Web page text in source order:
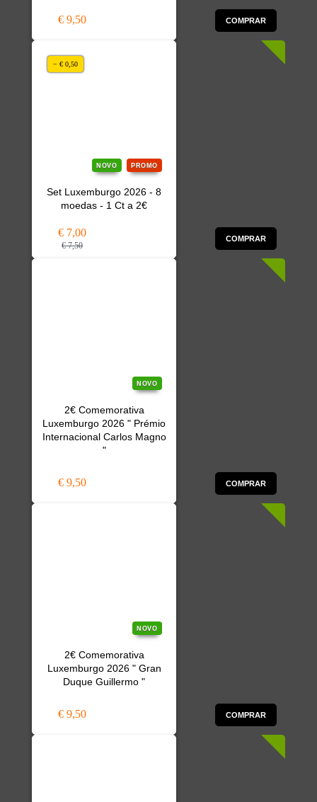
€ 9,50 COMPRAR
NOVO PROMO
Set Luxemburgo 2026 - 8
moedas - 1 Ct a 2€
€ 7,00
€ 7,50
COMPRAR
− € 0,50
NOVO
2€ Comemorativa
Luxemburgo 2026 " Prémio
Internacional Carlos Magno
"
€ 9,50 COMPRAR
NOVO
2€ Comemorativa
Luxemburgo 2026 " Gran
Duque Guillermo "
€ 9,50 COMPRAR